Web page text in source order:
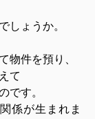
しょうか。
物件を預り、
て
です。
係が生まれま